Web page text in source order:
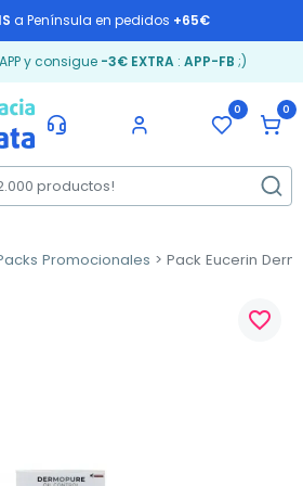
a Península en pedidos +65€
y consigue -3€ EXTRA: APP-FB ;)
0 0
Promocionales Pack Eucerin
favorite_border